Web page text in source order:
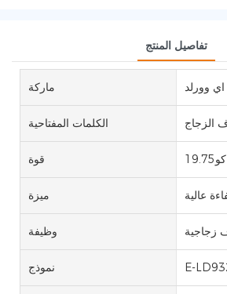
تفاصيل المنتج
ماركة اي وورلد
الكلمات المفتاحية الزجاج
قوة كو19.75
ميزة عالية
وظيفة زجاجية
نموذج E-